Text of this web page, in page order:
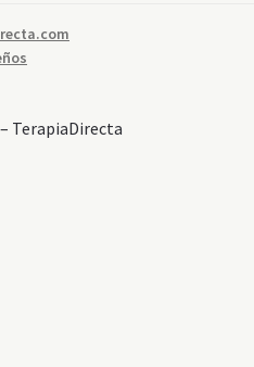
TerapiaDirecta